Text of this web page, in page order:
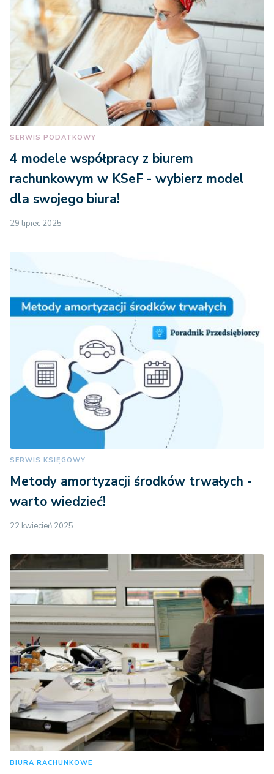
SERWIS PODATKOWY
4 modele współpracy z biurem
rachunkowym w KSeF - wybierz model
dla swojego biura!
29 lipiec 2025
SERWIS KSIĘGOWY
Metody amortyzacji środków trwałych -
warto wiedzieć!
22 kwiecień 2025
BIURA RACHUNKOWE